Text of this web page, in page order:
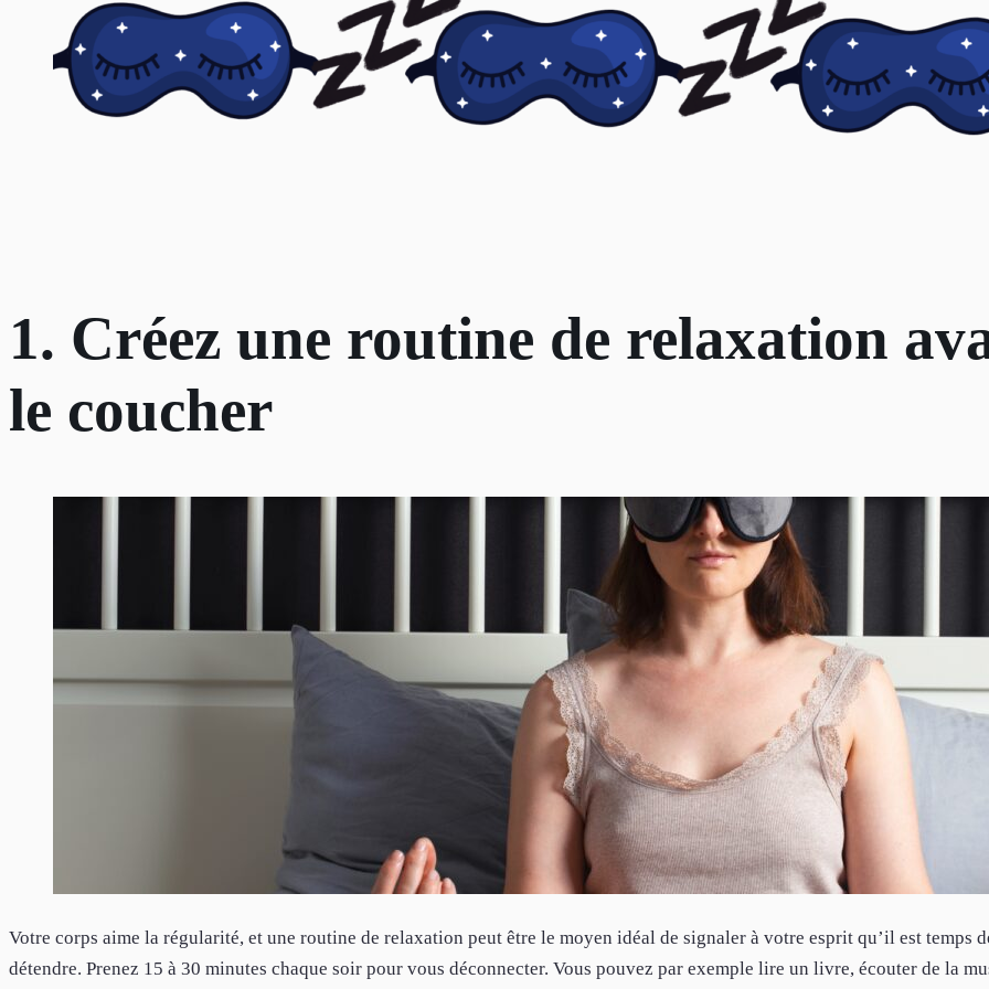
1. Créez une routine de relaxation
le coucher
Votre corps aime la régularité, et une routine de relaxation peut être le moyen idéal de signaler à votre esprit qu’il est temps
détendre. Prenez 15 à 30 minutes chaque soir pour vous déconnecter. Vous pouvez par exemple lire un livre, écouter de la